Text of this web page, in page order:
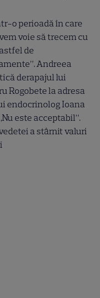
o perioadă în care
voie să trecem cu
de
Andreea
derapajul lui
Rogobete la adresa
endocrinolog Ioana
este acceptabil”.
a stârnit valuri